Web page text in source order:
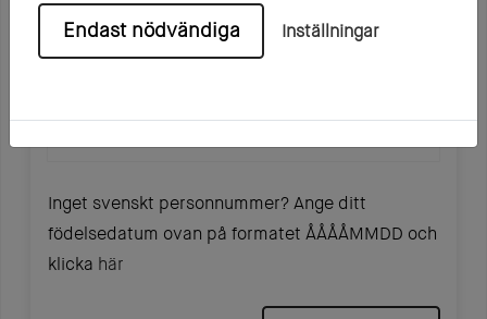
ifall numret redan finns.
Inget svenskt personnummer? Ange ditt
födelsedatum ovan på formatet ÅÅÅÅMMDD och
klicka här
Endast nödvändiga Inställningar